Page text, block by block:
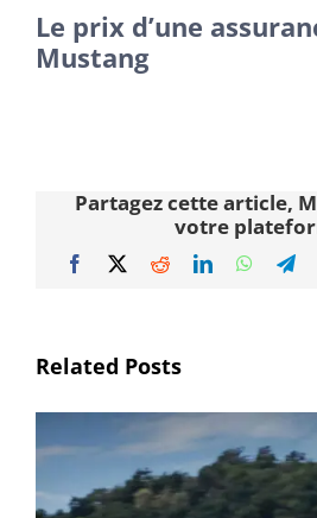
Le prix d’une
Mustang
Partagez cette article,
votre
Facebook
X RedditLinkedIn
Related Posts